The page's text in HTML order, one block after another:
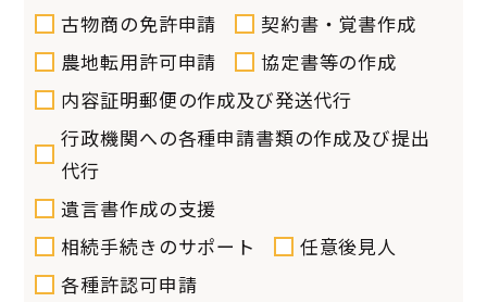
古物商の免許申請
契約書・覚書作成
農地転用許可申請
協定書等の作成
内容証明郵便の作成及び発送代行
行政機関への各種申請書類の作成及び提出
代行
遺言書作成の支援
相続手続きのサポート
任意後見人
各種許認可申請